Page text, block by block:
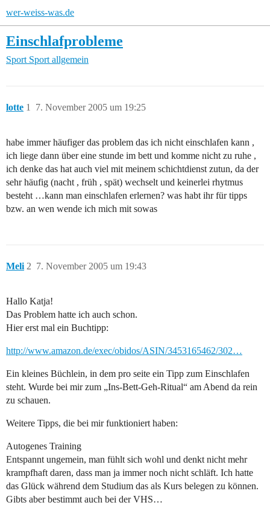
wer-weiss-was.de
Einschlafprobleme
Sport Sport allgemein
lotte 7. November 2005 um 19:25
1
habe immer häufiger das problem das ich nicht einschlafen kann ,
ich liege dann über eine stunde im bett und komme nicht zu ruhe ,
ich denke das hat auch viel mit meinem schichtdienst zutun, da der
sehr häufig (nacht , früh , spät) wechselt und keinerlei rhytmus
besteht …kann man einschlafen erlernen? was habt ihr für tipps
bzw. an wen wende ich mich mit sowas
Meli 7. November 2005 um 19:43
2
Hallo Katja!
Das Problem hatte ich auch schon.
Hier erst mal ein Buchtipp:
http://www.amazon.de/exec/obidos/ASIN/3453165462/302…
Ein kleines Büchlein, in dem pro seite ein Tipp zum Einschlafen
steht. Wurde bei mir zum „Ins-Bett-Geh-Ritual“ am Abend da rein
zu schauen.
Weitere Tipps, die bei mir funktioniert haben:
Autogenes Training
Entspannt ungemein, man fühlt sich wohl und denkt nicht mehr
krampfhaft daren, dass man ja immer noch nicht schläft. Ich hatte
das Glück während dem Studium das als Kurs belegen zu können.
Gibts aber bestimmt auch bei der VHS…